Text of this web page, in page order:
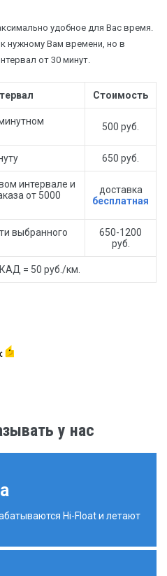
удобное для Вас время.
нужному Вам времени, но в
от 30 минут.
Стоимость
500 руб.
650 руб.
интервале и
от 5000
доставка
бесплатная
выбранного
650-1200
руб.
= 50 руб./км.
у нас
Hi-Float и летают